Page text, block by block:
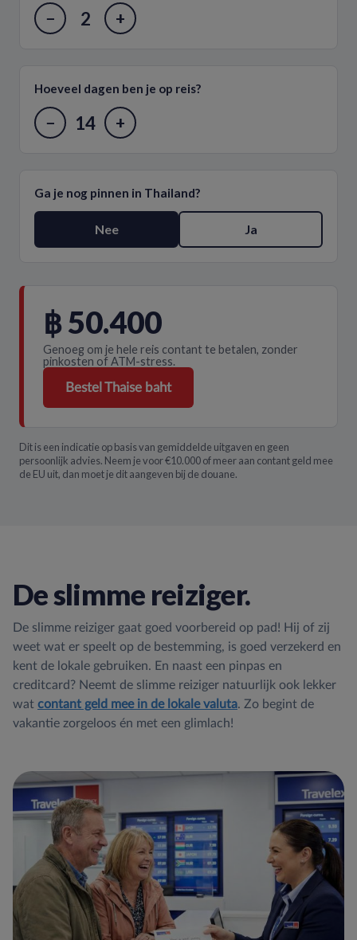
− 2 +
Hoeveel dagen ben je op reis?
− 14 +
Ga je nog pinnen in Thailand?
Nee Ja
฿ 50.400
Genoeg om je hele reis contant te betalen, zonder
pinkosten of ATM-stress.
Bestel Thaise baht
Dit is een indicatie op basis van gemiddelde uitgaven en geen
persoonlijk advies. Neem je voor €10.000 of meer aan contant geld mee
de EU uit, dan moet je dit aangeven bij de douane.
De slimme reiziger.
De slimme reiziger gaat goed voorbereid op pad! Hij of zij
weet wat er speelt op de bestemming, is goed verzekerd en
kent de lokale gebruiken. En naast een pinpas en
creditcard? Neemt de slimme reiziger natuurlijk ook lekker
wat contant geld mee in de lokale valuta. Zo begint de
vakantie zorgeloos én met een glimlach!